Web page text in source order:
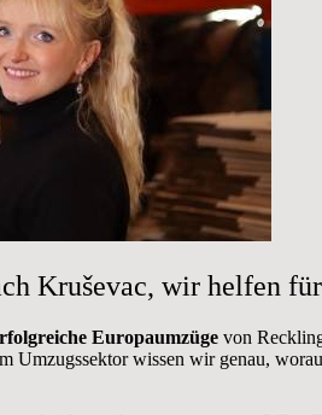
Kruševac, wir helfen
Europaumzüge von
Umzugssektor wissen wir genau,